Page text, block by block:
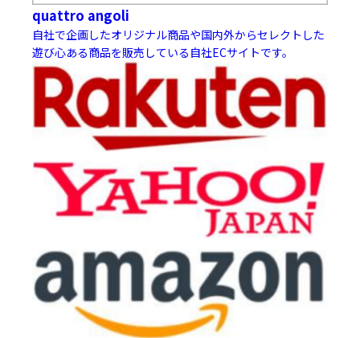
quattro angoli
自社で企画したオリジナル商品や国内外からセレクトした
遊び心ある商品を販売している自社ECサイトです。